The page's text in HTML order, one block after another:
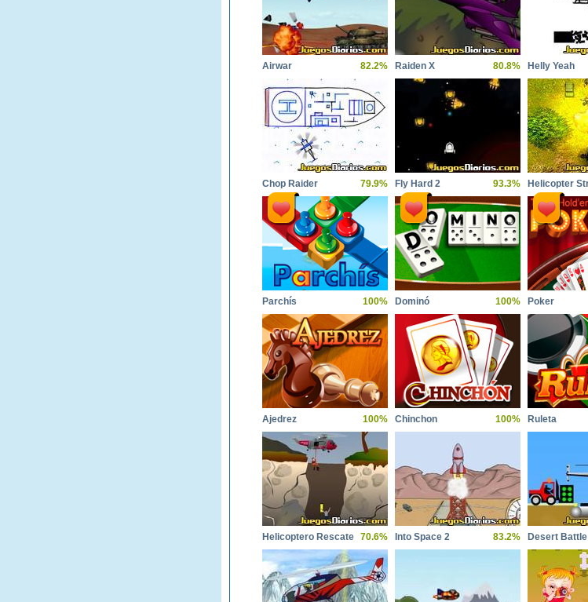
Airwar 82.2% Raiden X 80.8% Helly Yeah
Chop Raider 79.9% Fly Hard 2 93.3%
Parchís 100% Dominó 100% Poker
Ajedrez 100% Chinchon 100% Ruleta
Helicoptero Rescate 70.6% Into Space 2 83.2% Desert Battle